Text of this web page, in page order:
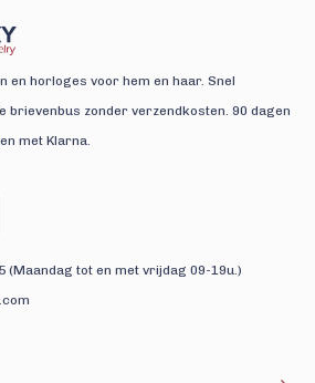
en horloges voor hem en haar. Snel
brievenbus zonder verzendkosten. 90 dagen
met Klarna.
(Maandag tot en met vrijdag 09-19u.)